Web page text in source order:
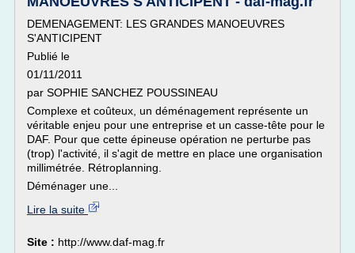
DEMENAGEMENT: LES GRANDES MANOEUVRES
S'ANTICIPENT
Publié le
01/11/2011
par SOPHIE SANCHEZ POUSSINEAU
Complexe et coûteux, un déménagement représente un
véritable enjeu pour une entreprise et un casse-tête pour le
DAF. Pour que cette épineuse opération ne perturbe pas
(trop) l'activité, il s'agit de mettre en place une organisation
millimétrée. Rétroplanning.
Déménager une...
Lire la suite
Site : http://www.daf-mag.fr